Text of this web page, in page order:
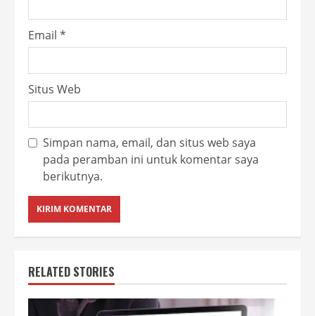
Email *
Situs Web
Simpan nama, email, dan situs web saya
pada peramban ini untuk komentar saya
berikutnya.
RELATED STORIES